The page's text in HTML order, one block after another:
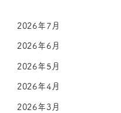
2026年7月
2026年6月
2026年5月
2026年4月
2026年3月